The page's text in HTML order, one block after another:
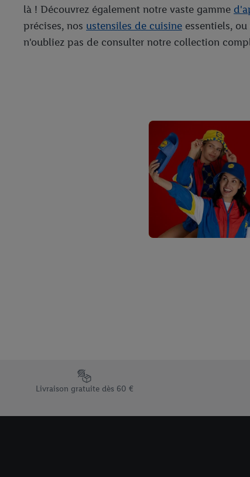
là ! Découvrez également notre vaste gamme
précises, nos ustensiles de cuisine essentiels,
n'oubliez pas de consulter notre collection
Élément du pied de page avec les différents arguments de
Livraison gratuite dès 60 €